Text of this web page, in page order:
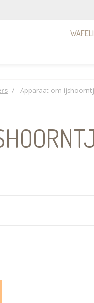
Apparaat om